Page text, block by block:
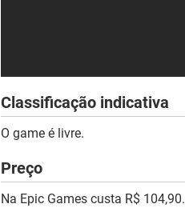
Classificação indicativa
O game é livre.
Preço
Na Epic Games custa R$ 104,90.